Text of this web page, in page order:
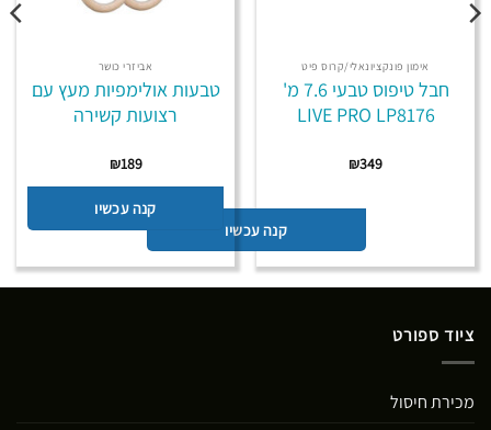
אימון פונקציונאלי/קרוס פיט
חבל טיפוס טבעי 7.6 מ'
LIVE PRO LP8176
₪349
קנה עכשיו
אביזרי כושר
טבעות אולימפיות מעץ עם
רצועות קשירה
₪189
קנה עכשיו
ציוד ספורט
מכירת חיסול